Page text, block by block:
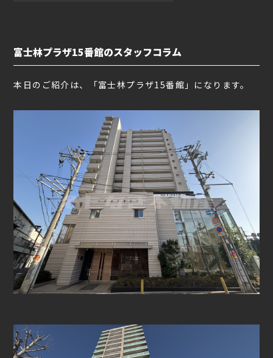
富士林プラザ15番館のスタッフコラム
本日のご紹介は、「富士林プラザ15番館」になります。